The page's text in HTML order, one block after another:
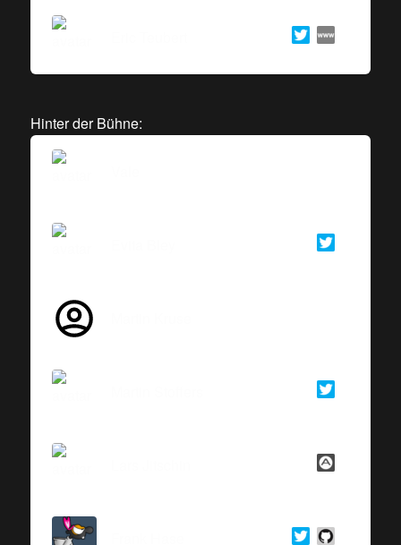
Hinter der Bühne: